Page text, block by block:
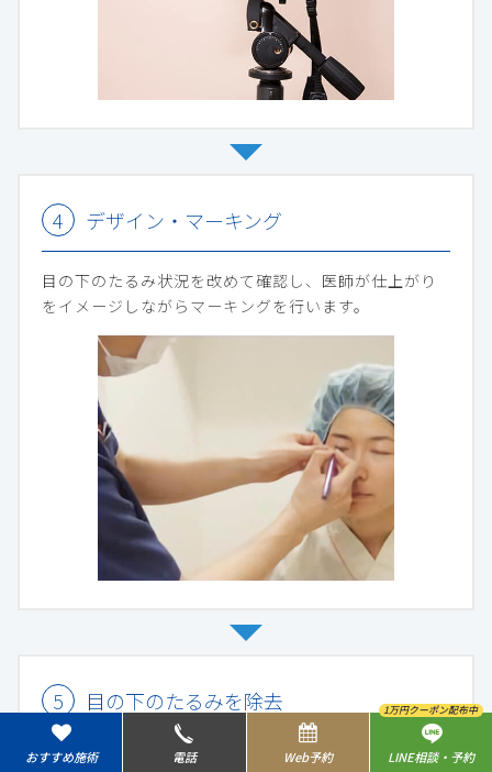
デザイン・マーキング
目の下のたるみ状況を改めて確認し、医師が仕上がり
をイメージしながらマーキングを行います。
目の下のたるみを除去
デザインが決まったら目の周りを丁寧に消毒し、施術
新宿院
0120-565-449 0120-741-901
羽村院
0120-042-570
おすすめ施術 電話 Web予約 LINE相談・予約
1万円クーポン配布中